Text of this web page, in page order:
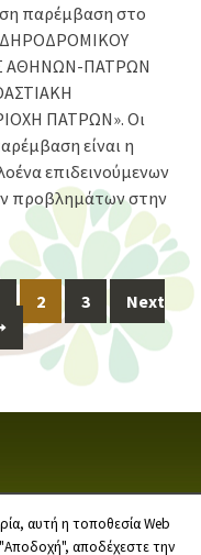
παρέμβαση στο
ΑΘΗΝΩΝ-ΠΑΤΡΩΝ
ΠΑΤΡΩΝ». Οι
είναι η
επιδεινούμενων
προβλημάτων στην
2 3 Next
αυτή η τοποθεσία Web
"Αποδοχή", αποδέχεστε την